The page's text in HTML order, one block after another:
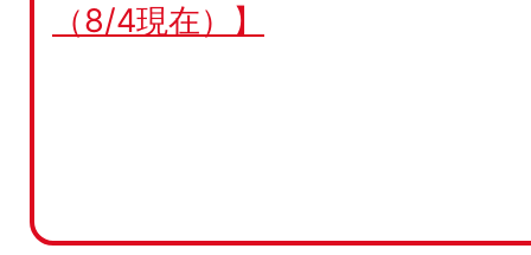
（8/4現在）】